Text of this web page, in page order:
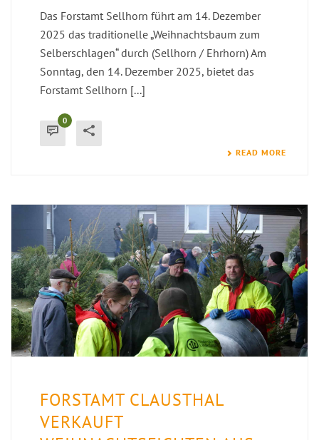
Das Forstamt Sellhorn führt am 14. Dezember
2025 das traditionelle „Weihnachtsbaum zum
Selberschlagen“ durch (Sellhorn / Ehrhorn) Am
Sonntag, den 14. Dezember 2025, bietet das
Forstamt Sellhorn [...]
0
READ MORE
FORSTAMT CLAUSTHAL
VERKAUFT